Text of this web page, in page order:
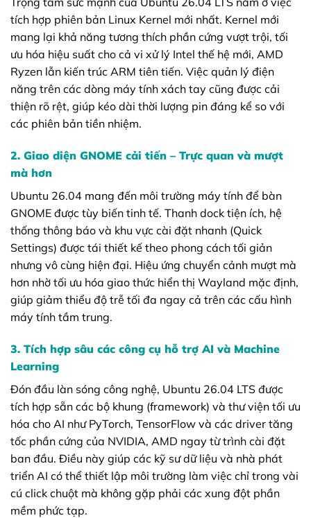
tích hợp phiên bản Linux Kernel mới nhất. Kernel mới
mang lại khả năng tương thích phần cứng vượt trội, tối
ưu hóa hiệu suất cho cả vi xử lý Intel thế hệ mới, AMD
Ryzen lẫn kiến trúc ARM tiên tiến. Việc quản lý điện
năng trên các dòng máy tính xách tay cũng được cải
thiện rõ rệt, giúp kéo dài thời lượng pin đáng kể so với
các phiên bản tiền nhiệm.
2. Giao diện GNOME cải tiến – Trực quan và mượt
mà hơn
Ubuntu 26.04 mang đến môi trường máy tính để bàn
GNOME được tùy biến tinh tế. Thanh dock tiện ích, hệ
thống thông báo và khu vực cài đặt nhanh (Quick
Settings) được tái thiết kế theo phong cách tối giản
nhưng vô cùng hiện đại. Hiệu ứng chuyển cảnh mượt mà
hơn nhờ tối ưu hóa giao thức hiển thị Wayland mặc định,
giúp giảm thiểu độ trễ tối đa ngay cả trên các cấu hình
máy tính tầm trung.
3. Tích hợp sâu các công cụ hỗ trợ AI và Machine
Learning
Đón đầu làn sóng công nghệ, Ubuntu 26.04 LTS được
tích hợp sẵn các bộ khung (framework) và thư viện tối ưu
hóa cho AI như PyTorch, TensorFlow và các driver tăng
tốc phần cứng của NVIDIA, AMD ngay từ trình cài đặt
ban đầu. Điều này giúp các kỹ sư dữ liệu và nhà phát
triển AI có thể thiết lập môi trường làm việc chỉ trong vài
cú click chuột mà không gặp phải các xung đột phần
mềm phức tạp.